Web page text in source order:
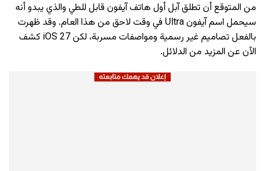
من المتوقع أن تطلق آبل أول هاتف آيفون قابل للطي والذي يبدو أنه
سيحمل اسم آيفون Ultra في وقت لاحق من هذا العام. وقد ظهرت
بالفعل تصاميم غير رسمية ومواصفات مسربة، لكن iOS 27 كشف
الآن عن المزيد من الدلائل.